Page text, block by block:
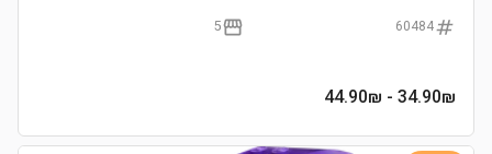
60484
5
34.90₪
- 44.90₪